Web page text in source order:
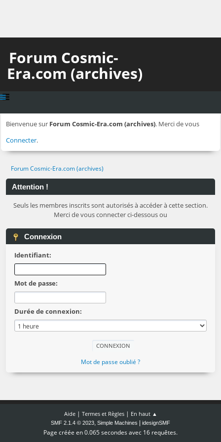
Forum Cosmic-
Era.com (archives)
Bienvenue sur Forum Cosmic-Era.com (archives). Merci de vous
Connecter.
Forum Cosmic-Era.com (archives)
Attention !
Seuls les membres inscrits sont autorisés à accéder à cette section.
Merci de vous connecter ci-dessous ou
Connexion
Identifiant:
Mot de passe:
Durée de connexion:
Mot de passe oublié ?
Aide| Termes et Règles| En haut ▲
SMF 2.1.4 © 2023, Simple Machines idesignSMF
Page créée en 0.065 secondes avec 16 requêtes.